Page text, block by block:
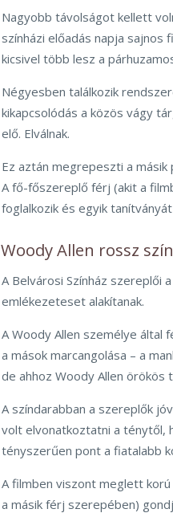
Nagyobb távolságot kellett
színházi előadás napja
kicsivel több lesz a
Négyesben találkozik
kikapcsolódás a közös vágy
elő. Elválnak.
Ez aztán megrepeszti a másik
A fő-főszereplő férj (akit a
foglalkozik és egyik
Woody Allen rossz
A Belvárosi Színház szereplői
emlékezeteset alakítanak.
A Woody Allen személye által
a mások marcangolása – a
de ahhoz Woody Allen örökös
A színdarabban a szereplők
volt elvonatkoztatni a ténytől,
tényszerűen pont a fiatalabb
A filmben viszont meglett
a másik férj szerepében)